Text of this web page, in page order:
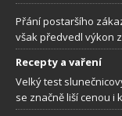
Přání postaršího
však předvedl výkon
Recepty a vaření
Velký test
se značně liší cenou i